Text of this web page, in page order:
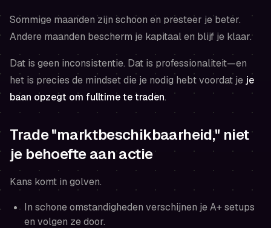
Sommige maanden zijn schoon en presteer je beter.
Andere maanden bescherm je kapitaal en blijf je klaar.
Dat is geen inconsistentie. Dat is professionaliteit—en
het is precies de mindset die je nodig hebt voordat je je
baan opzegt om fulltime te traden.
Trade "marktbeschikbaarheid," niet
je behoefte aan actie
Kans komt in golven.
In schone omstandigheden verschijnen je A+ setups
en volgen ze door.